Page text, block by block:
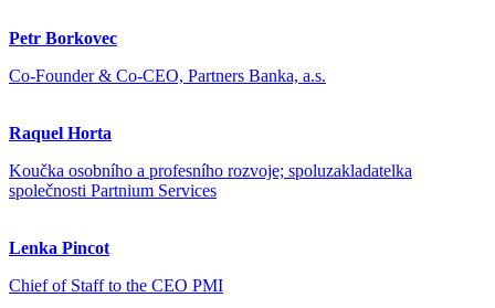
Petr Borkovec
Co-Founder & Co-CEO, Partners Banka, a.s.
Raquel Horta
Koučka osobního a profesního rozvoje; spoluzakladatelka
společnosti Partnium Services
Lenka Pincot
Chief of Staff to the CEO PMI